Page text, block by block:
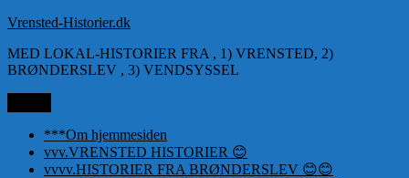
Videre
indhold
Vrensted-Historier.dk
MED LOKAL-HISTORIER FRA , 1) VRENSTED, 2)
BRØNDERSLEV , 3) VENDSYSSEL
***Om hjemmesiden
vvv.VRENSTED HISTORIER 😊
vvvv.HISTORIER FRA BRØNDERSLEV 😊😊